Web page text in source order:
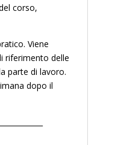
corso,
Viene
riferimento delle
parte di lavoro.
dopo il